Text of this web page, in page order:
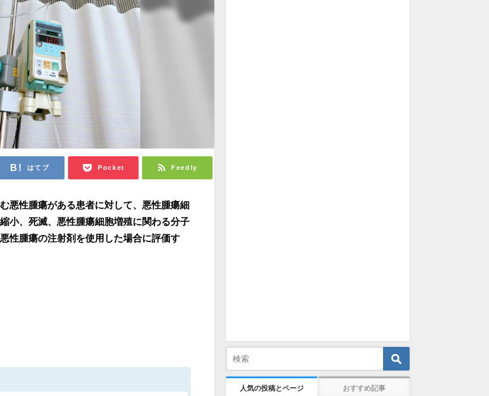
はてブ Pocket Feedly
悪性腫瘍がある患者に対して、悪性腫瘍細
小、死滅、悪性腫瘍細胞増殖に関わる分子
性腫瘍の注射剤 を使用した場合に評価す
人気の投稿とページ おすすめ記事